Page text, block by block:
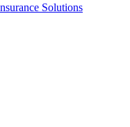
Solutions